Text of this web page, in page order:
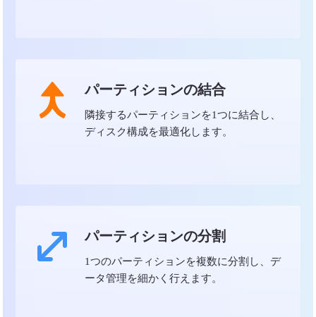
パーティションの結合
隣接するパーティションを1つに結合し、
ディスク構成を最適化します。
パーティションの分割
1つのパーティションを複数に分割し、デ
ータ管理を細かく行えます。